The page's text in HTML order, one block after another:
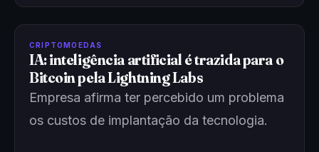
CRIPTOMOEDAS
IA: inteligência artificial é trazida para o
Bitcoin pela Lightning Labs
Empresa afirma ter percebido um problema
os custos de implantação da tecnologia.